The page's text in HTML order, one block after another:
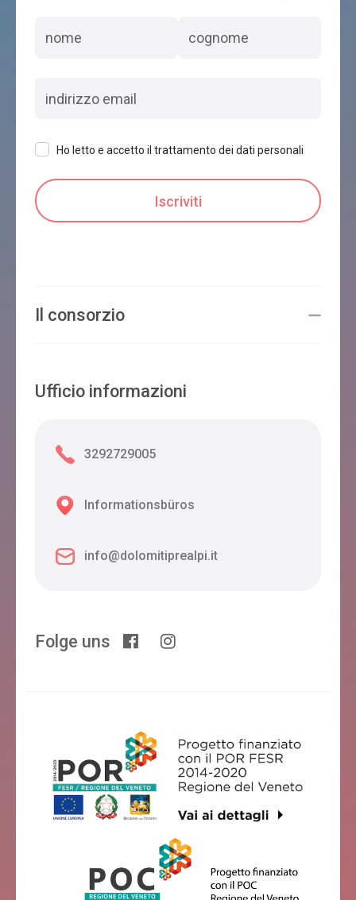
Ho letto e accetto il trattamento dei dati personali
Il consorzio
Ufficio informazioni
3292729005
Informationsbüros
info@dolomitiprealpi.it
Folge uns